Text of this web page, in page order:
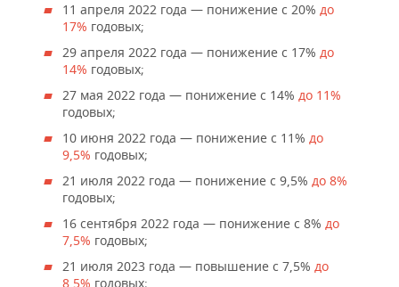
11 апреля 2022 года — понижение с 20% до
17% годовых;
29 апреля 2022 года — понижение с 17% до
14% годовых;
27 мая 2022 года — понижение с 14% до 11%
годовых;
10 июня 2022 года — понижение с 11% до
9,5% годовых;
21 июля 2022 года — понижение с 9,5% до 8%
годовых;
16 сентября 2022 года — понижение с 8% до
7,5% годовых;
21 июля 2023 года — повышение с 7,5% до
8,5% годовых;